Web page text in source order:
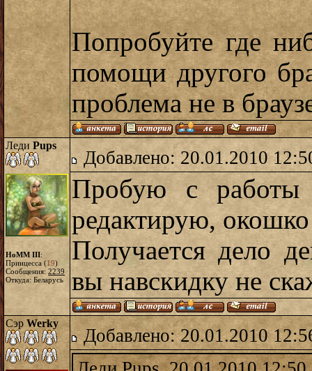
Попробуйте где
помощи другого
проблема не в
Леди Pups
HoMM III:
Принцесса (19)
Сообщения: 2239
Откуда: Беларусь
Добавлено: 20.01.2010
Пробую с
редактирую,
Получается дело
вы навскидку не
Сэр Werky
Добавлено: 20.01.2010